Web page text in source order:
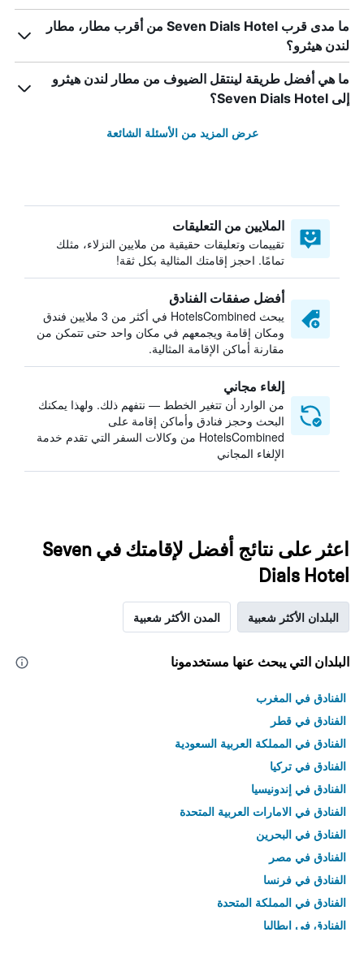
ما مدى قرب Seven Dials Hotel من أقرب مطار، مطار
لندن هيثرو؟
ما هي أفضل طريقة لينتقل الضيوف من مطار لندن هيثرو
إلى Seven Dials Hotel؟
عرض المزيد من الأسئلة الشائعة
الملايين من التعليقات
تقييمات وتعليقات حقيقية من ملايين النزلاء، مثلك
تمامًا. احجز إقامتك المثالية بكل ثقة!
أفضل صفقات الفنادق
يبحث HotelsCombined في أكثر من 3 ملايين فندق
ومكان إقامة ويجمعهم في مكان واحد حتى تتمكن من
مقارنة أماكن الإقامة المثالية.
إلغاء مجاني
من الوارد أن تتغير الخطط — نتفهم ذلك. ولهذا يمكنك
البحث وحجز فنادق وأماكن إقامة على
HotelsCombined من وكالات السفر التي تقدم خدمة
الإلغاء المجاني
اعثر على نتائج أفضل لإقامتك في Seven
Dials Hotel
البلدان الأكثر شعبية المدن الأكثر شعبية
البلدان التي يبحث عنها مستخدمونا
الفنادق في المغرب
الفنادق في قطر
الفنادق في المملكة العربية السعودية
الفنادق في تركيا
الفنادق في إندونيسيا
الفنادق في الامارات العربية المتحدة
الفنادق في البحرين
الفنادق في مصر
الفنادق في فرنسا
الفنادق في المملكة المتحدة
الفنادق في إيطاليا